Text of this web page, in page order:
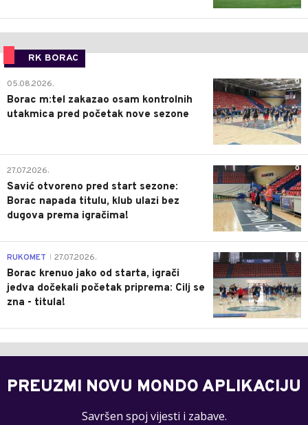
RK BORAC
0
05.08.2026.
Borac m:tel zakazao osam kontrolnih
utakmica pred početak nove sezone
0
27.07.2026.
Savić otvoreno pred start sezone:
Borac napada titulu, klub ulazi bez
dugova prema igračima!
0
RUKOMET 27.07.2026.
Borac krenuo jako od starta, igrači
jedva dočekali početak priprema: Cilj se
zna - titula!
PREUZMI NOVU MONDO APLIKACIJU
Savršen spoj vijesti i zabave.